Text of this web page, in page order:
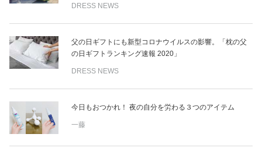
DRESS NEWS
父の日ギフトにも新型コロナウイルスの影響。「枕の父
の日ギフトランキング速報 2020」
DRESS NEWS
今日もおつかれ！ 夜の自分を労わる３つのアイテム
一藤